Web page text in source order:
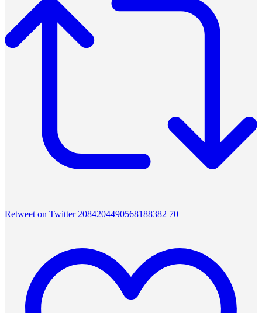
Retweet on Twitter 2084204490568188382 70